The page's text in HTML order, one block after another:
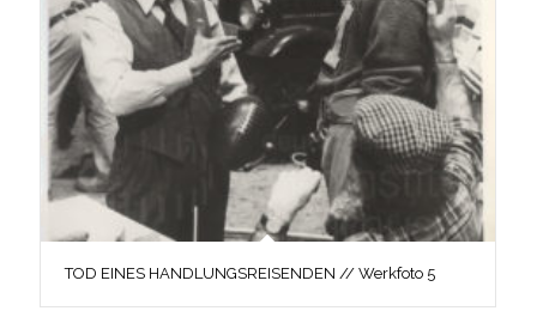
TOD EINES HANDLUNGSREISENDEN // Werkfoto 5